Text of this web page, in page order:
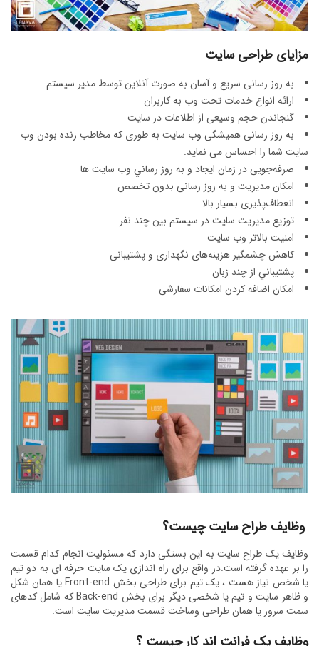
مزایای طراحی سایت
به روز رسانی سریع و آسان به صورت آنلاین توسط مدیر سیستم
ارائه انواع خدمات تحت وب به کاربران
گنجاندن حجم وسیعی از اطلاعات در سایت
به روز رسانی همیشگی وب سایت به طوری که مخاطب زنده بودن وب
سایت شما را احساس می نماید.
صرفه‌جويی در زمان ايجاد و به روز رساني وب سايت ها
امكان مديريت و به روز رسانی بدون تخصص
انعطاف‌پذيری بسيار بالا
توزيع مديريت سايت در سيستم بين چند نفر
امنيت بالاتر وب ‌سايت
کاهش چشمگير هزينه‌های نگهداری و پشتيبانی
پشتيباني از چند زبان
امكان اضافه كردن امكانات سفارشی
وظایف طراح سایت چیست؟
وظایف یک طراح سایت به این بستگی دارد که مسئولیت انجام کدام قسمت
را بر عهده گرفته است.در واقع برای راه اندازی یک سایت حرفه ای به دو تیم
یا شخص نیاز هست ، یک تیم برای طراحی بخش Front-end یا همان شکل
و ظاهر سایت و تیم یا شخصی دیگر برای بخش Back-end که شامل کدهای
سمت سرور یا همان طراحی وساخت قسمت مدیریت سایت است.
وظایف یک فرانت اند کار چیست ؟